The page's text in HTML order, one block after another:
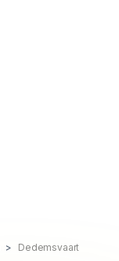
Dedemsvaart